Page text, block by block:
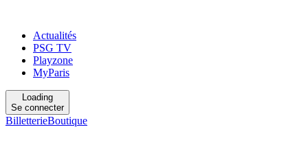
Actualités
PSG TV
Playzone
MyParis
Loading
Se connecter
BilletterieBoutique